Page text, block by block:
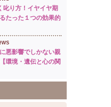
叱り方！イヤイヤ期
たった１つの効果的
悪影響でしかない親
環境・遺伝と心の関